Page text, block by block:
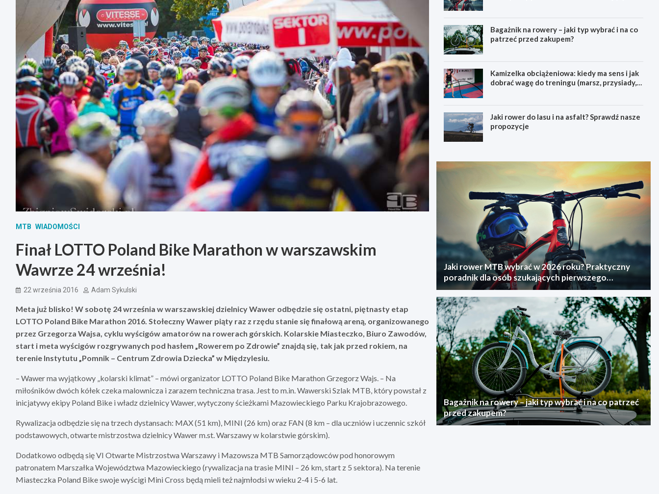
MTB WIADOMOŚCI
Finał LOTTO Poland Bike Marathon w warszawskim
Wawrze 24 września!
22 września 2016 Adam Sykulski
Meta już blisko! W sobotę 24 września w warszawskiej dzielnicy Wawer odbędzie się ostatni, piętnasty etap
LOTTO Poland Bike Marathon 2016. Stołeczny Wawer piąty raz z rzędu stanie się finałową areną, organizowanego
przez Grzegorza Wajsa, cyklu wyścigów amatorów na rowerach górskich. Kolarskie Miasteczko, Biuro Zawodów,
start i meta wyścigów rozgrywanych pod hasłem „Rowerem po Zdrowie” znajdą się, tak jak przed rokiem, na
terenie Instytutu „Pomnik – Centrum Zdrowia Dziecka” w Międzylesiu.
– Wawer ma wyjątkowy „kolarski klimat” – mówi organizator LOTTO Poland Bike Marathon Grzegorz Wajs. – Na
miłośników dwóch kółek czeka malownicza i zarazem techniczna trasa. Jest to m.in. Wawerski Szlak MTB, który powstał z
inicjatywy ekipy Poland Bike i władz dzielnicy Wawer, wytyczony ścieżkami Mazowieckiego Parku Krajobrazowego.
Rywalizacja odbędzie się na trzech dystansach: MAX (51 km), MINI (26 km) oraz FAN (8 km – dla uczniów i uczennic szkół
podstawowych, otwarte mistrzostwa dzielnicy Wawer m.st. Warszawy w kolarstwie górskim).
Dodatkowo odbędą się VI Otwarte Mistrzostwa Warszawy i Mazowsza MTB Samorządowców pod honorowym
patronatem Marszałka Województwa Mazowieckiego (rywalizacja na trasie MINI – 26 km, start z 5 sektora). Na terenie
Miasteczka Poland Bike swoje wyścigi Mini Cross będą mieli też najmłodsi w wieku 2-4 i 5-6 lat.
Bagażnik na rowery – jaki typ wybrać i na co
patrzeć przed zakupem?
Kamizelka obciążeniowa: kiedy ma sens i jak
dobrać wagę do treningu (marsz, przysiady,
Jaki rower do lasu i na asfalt? Sprawdź nasze
propozycje
Jaki rower MTB wybrać w 2026 roku? Praktyczny
poradnik dla osób szukających pierwszego
górskiego roweru
Bagażnik na rowery – jaki typ wybrać i na co patrzeć
przed zakupem?